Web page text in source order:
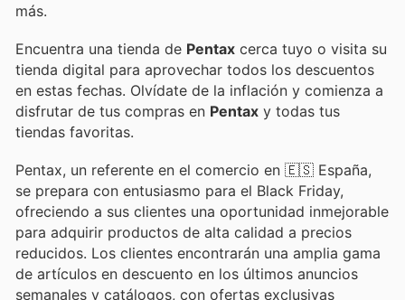
más.
Encuentra una tienda de Pentax cerca tuyo o visita su
tienda digital para aprovechar todos los descuentos
en estas fechas. Olvídate de la inflación y comienza a
disfrutar de tus compras en Pentax y todas tus
tiendas favoritas.
Pentax, un referente en el comercio en 🇪🇸 España,
se prepara con entusiasmo para el Black Friday,
ofreciendo a sus clientes una oportunidad inmejorable
para adquirir productos de alta calidad a precios
reducidos. Los clientes encontrarán una amplia gama
de artículos en descuento en los últimos anuncios
semanales y catálogos, con ofertas exclusivas